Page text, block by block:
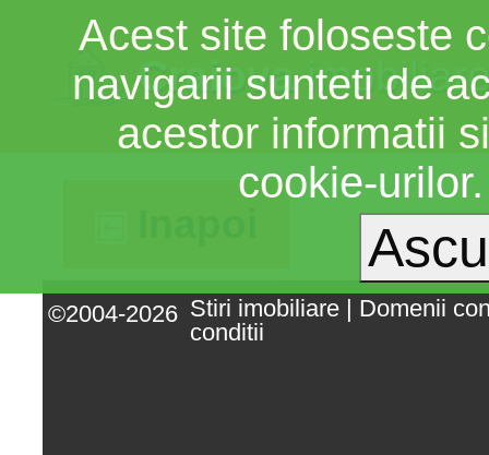
Craiova
©2004-2026 Stiri imobiliare
Domenii
conditii
Acest site foloseste
navigarii sunteti de
acestor informatii
cookie-